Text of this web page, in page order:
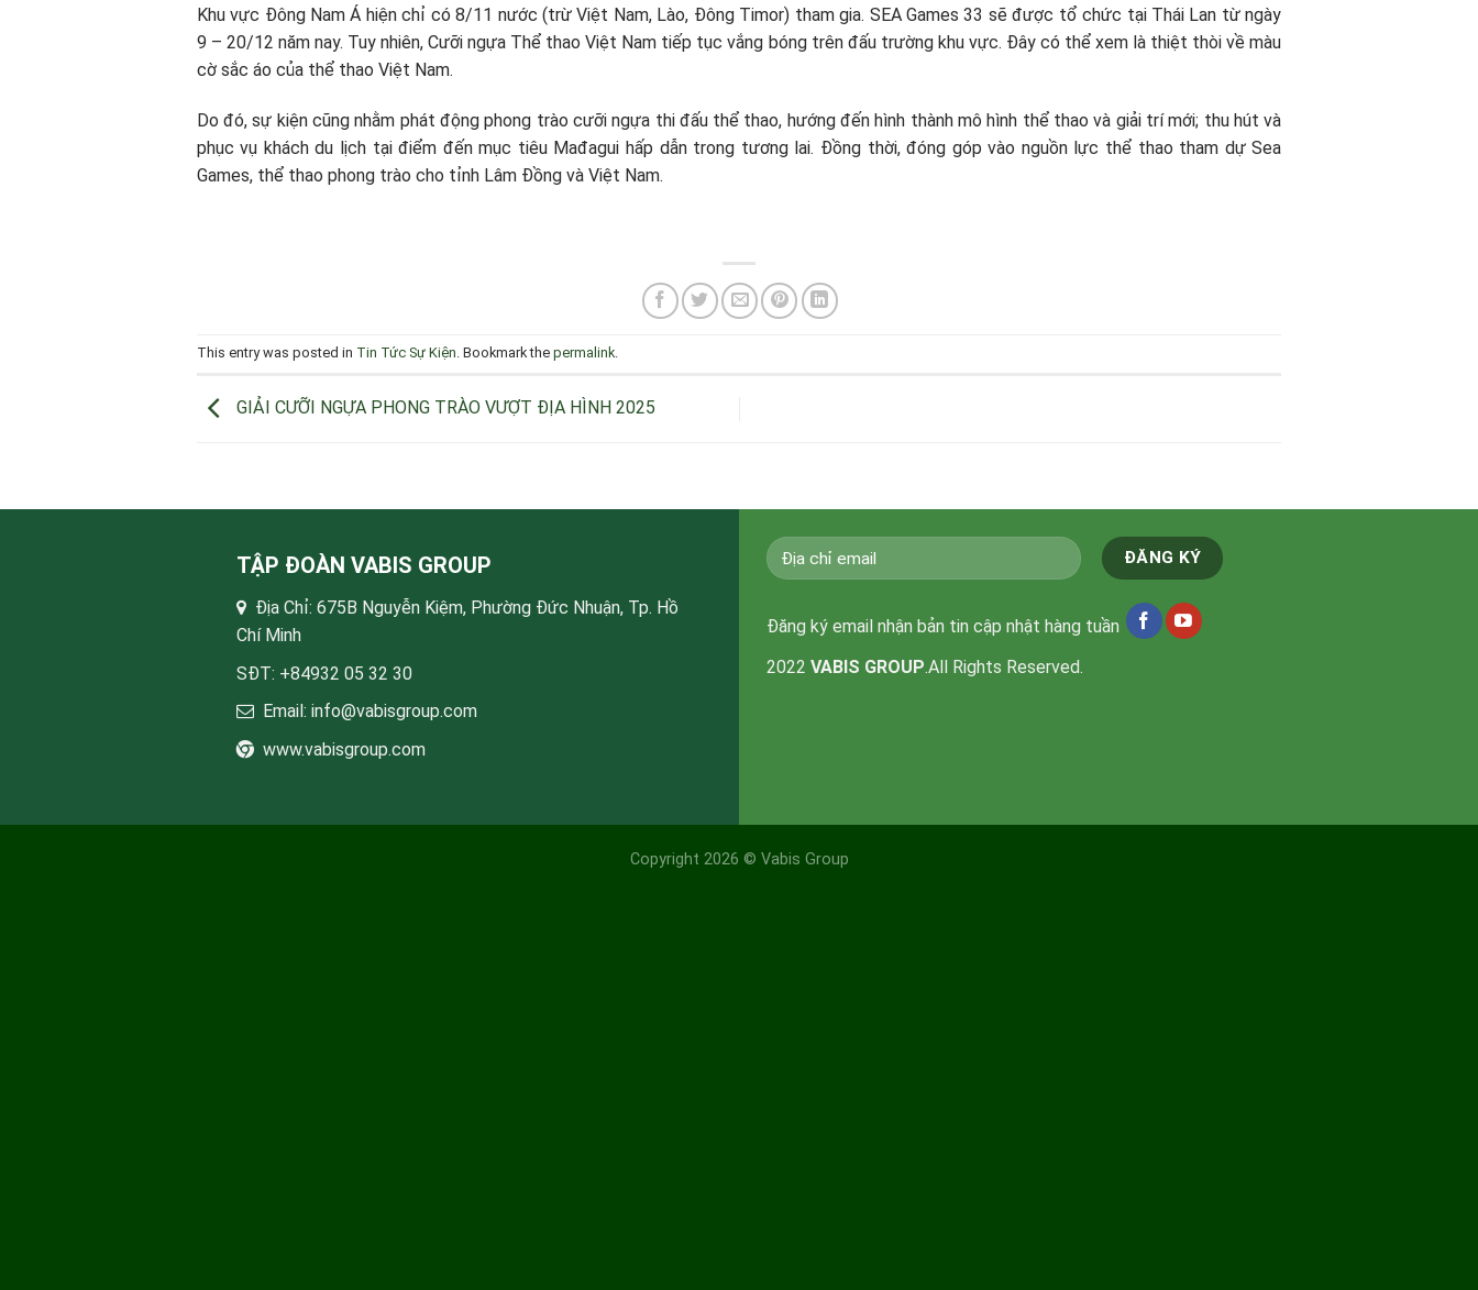
Khu vực Đông Nam Á hiện chỉ có 8/11 nước (trừ Việt Nam, Lào, Đông Timor) tham gia. SEA Games 33 sẽ được tổ chức tại Thái Lan từ ngày
9 – 20/12 năm nay. Tuy nhiên, Cưỡi ngựa Thể thao Việt Nam tiếp tục vắng bóng trên đấu trường khu vực. Đây có thể xem là thiệt thòi về màu
cờ sắc áo của thể thao Việt Nam.
Do đó, sự kiện cũng nhằm phát động phong trào cưỡi ngựa thi đấu thể thao, hướng đến hình thành mô hình thể thao và giải trí mới; thu hút và
phục vụ khách du lịch tại điểm đến mục tiêu Mađagui hấp dẫn trong tương lai. Đồng thời, đóng góp vào nguồn lực thể thao tham dự Sea
Games, thể thao phong trào cho tỉnh Lâm Đồng và Việt Nam.
This entry was posted in Tin Tức Sự Kiện. Bookmark the permalink.
GIẢI CƯỠI NGỰA PHONG TRÀO VƯỢT ĐỊA HÌNH 2025
TẬP ĐOÀN VABIS GROUP
Địa Chỉ: 675B Nguyễn Kiệm, Phường Đức Nhuận, Tp. Hồ
Chí Minh
SĐT: +84932 05 32 30
Email: info@vabisgroup.com
www.vabisgroup.com
Đăng ký email nhận bản tin cập nhật hàng tuần
2022 VABIS GROUP.All Rights Reserved.
Copyright 2026 © Vabis Group